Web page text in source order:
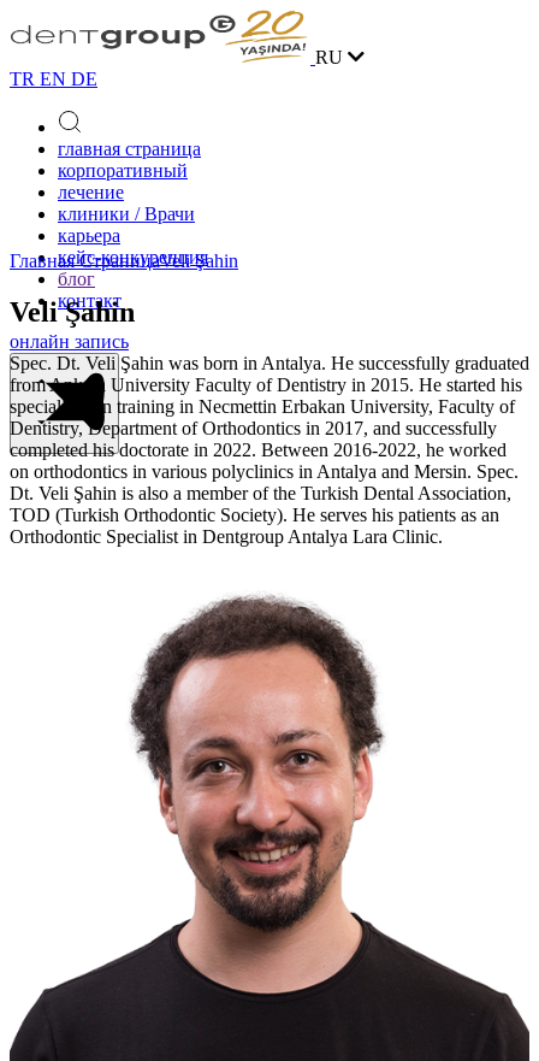
RU
TR EN DE
главная страница
корпоративный
лечение
клиники / Врачи
карьера
кейс-конкуренция
блог
контакт
онлайн запись
Главная СтраницаVeli Şahin
Veli Şahin
Spec. Dt. Veli Şahin was born in Antalya. He successfully graduated
from Ankara University Faculty of Dentistry in 2015. He started his
specialization training in Necmettin Erbakan University, Faculty of
Dentistry, Department of Orthodontics in 2017, and successfully
completed his doctorate in 2022. Between 2016-2022, he worked
on orthodontics in various polyclinics in Antalya and Mersin. Spec.
Dt. Veli Şahin is also a member of the Turkish Dental Association,
TOD (Turkish Orthodontic Society). He serves his patients as an
Orthodontic Specialist in Dentgroup Antalya Lara Clinic.